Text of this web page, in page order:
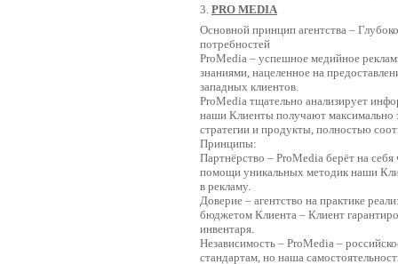
3. PRO MEDIA
Основной принцип агентства –
потребностей
ProMedia – успешное медийное
знаниями, нацеленное на
западных клиентов.
ProMedia тщательно анализирует
наши Клиенты получают максимально
стратегии и продукты, полностью
Принципы:
Партнёрство – ProMedia берёт на
помощи уникальных методик наши
в рекламу.
Доверие – агентство на практике
бюджетом Клиента – Клиент
инвентаря.
Независимость – ProMedia –
стандартам, но наша